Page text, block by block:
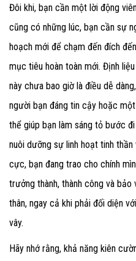
Đôi khi, bạn cần một lời động
cũng có những lúc, bạn cần sự
hoạch mới để chạm đến đích
mục tiêu hoàn toàn mới. Định
này chưa bao giờ là điều dễ
người bạn đáng tin cậy hoặc
thể giúp bạn làm sáng tỏ bước
nuôi dưỡng sự linh hoạt tinh
cực, bạn đang trao cho chính
trưởng thành, thành công và
thân, ngay cả khi phải đối diện
vây.
Hãy nhớ rằng, khả năng kiên